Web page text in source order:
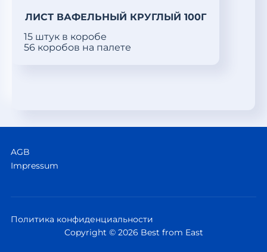
ЛИСТ ВАФЕЛЬНЫЙ КРУГЛЫЙ 100Г
15 штук в коробе
56 коробов на палете
AGB
Impressum
Политика конфиденциальности
Copyright © 2026 Best from East